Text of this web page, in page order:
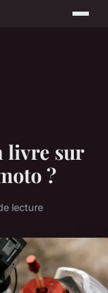
livre sur
?
lecture